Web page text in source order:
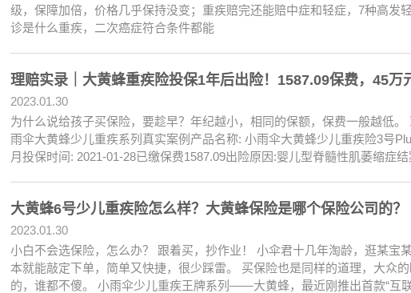
级，保障加倍，价格几乎保持没变；重疾赔完还能赔中症和轻症，7种高发
诊是什么重疾，二次癌症符合条件都能
理赔实录｜大黄蜂重疾险投保1年后出险！1587.09保费，45万
2023.01.30
为什么说给孩子买保险，要趁早？年纪越小，相同的保额，保费一般越低
雨伞大黄蜂少儿重疾系列真实案例产品名称: 小雨伞大黄蜂少儿重疾险3号
月投保时间: 2021-01-28已缴保费1587.09出险原因:婴儿型脊髓性肌萎缩症
大黄蜂6号少儿重疾险怎么样？大黄蜂保险是哪个保险公司的？
2023.01.30
小白不会选保险，怎么办？ 跟着买，抄作业！ 小伞君十几年淘龄，逛某宝
本就能敲定下单，简单又快捷，很少踩雷。 买保险也是同样的道理，大众
的，谁都不傻。 小雨伞少儿重疾王牌系列——大黄蜂，最近刚推出首款“互